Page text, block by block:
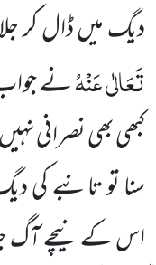
دیگ میں ڈال کر
تَعَالٰی عَنْہُنے جواب
کبھی بھی نصرانی
سنا تو تانبے کی
اس کے نیچے آگ